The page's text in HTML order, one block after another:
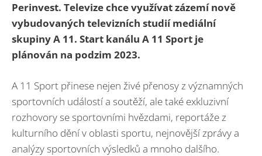
Perinvest. Televize chce využívat zázemí nově
vybudovaných televizních studií mediální
skupiny A 11. Start kanálu A 11 Sport je
plánován na podzim 2023.
A 11 Sport přinese nejen živé přenosy z významných
sportovních událostí a soutěží, ale také exkluzivní
rozhovory se sportovními hvězdami, reportáže z
kulturního dění v oblasti sportu, nejnovější zprávy a
analýzy sportovních výsledků a mnoho dalšího.